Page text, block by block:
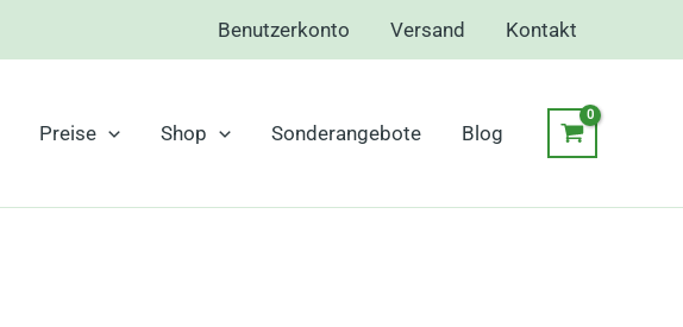
Benutzerkonto Versand Kontakt
Preise Shop Sonderangebote Blog